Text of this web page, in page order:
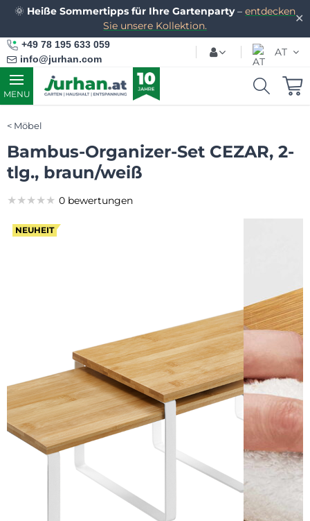
✕
🌞 Heiße Sommertipps für Ihre Gartenparty– entdecken
Sie unsere Kollektion.
+49 78 195 633 059
info@jurhan.com
AT
MENU
Möbel
Bambus-Organizer-Set CEZAR, 2-
tlg., braun/weiß
NEUHEIT
★★★★★
★★★★★
★★★★★ 0 bewertungen